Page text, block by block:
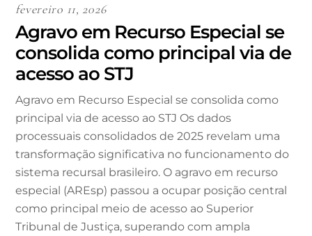
fevereiro 11, 2026
Agravo em Recurso Especial se
consolida como principal via de
acesso ao STJ
Agravo em Recurso Especial se consolida como
principal via de acesso ao STJ Os dados
processuais consolidados de 2025 revelam uma
transformação significativa no funcionamento do
sistema recursal brasileiro. O agravo em recurso
especial (AREsp) passou a ocupar posição central
como principal meio de acesso ao Superior
Tribunal de Justiça, superando com ampla